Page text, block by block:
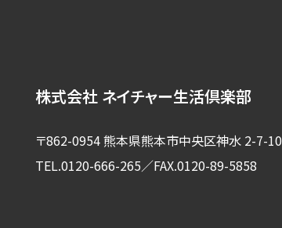
株式会社 ネイチャー生活倶楽部
〒862-0954 熊本県熊本市中央区神水 2-7-10
TEL.0120-666-265／FAX.0120-89-5858